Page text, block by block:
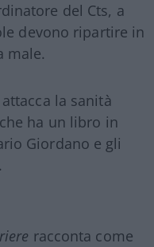
del Cts, a
devono ripartire in
male.
attacca la sanità
ha un libro in
Giordano e gli
racconta come